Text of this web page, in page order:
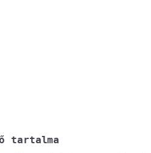
tartalma